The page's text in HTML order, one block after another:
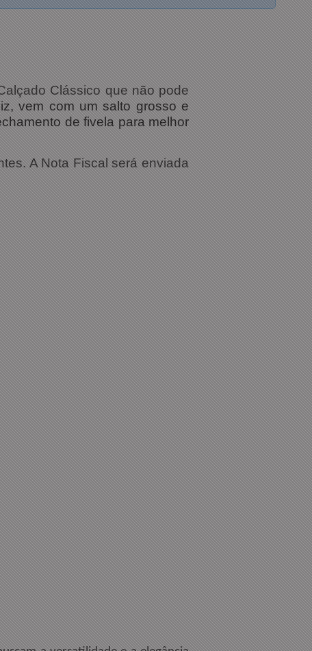
Clássico que não pode
vem com um salto grosso e
de fivela para melhor
A Nota Fiscal será enviada